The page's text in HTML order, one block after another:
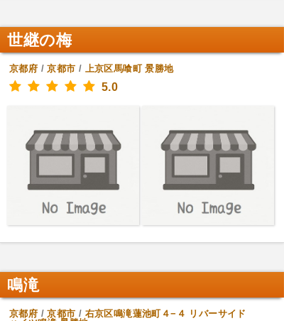
世継の梅
京都府 /京都市 / 上京区馬喰町 景勝地
5.0
鳴滝
京都府 /京都市 / 右京区鳴滝蓮池町４−４ リバーサイド